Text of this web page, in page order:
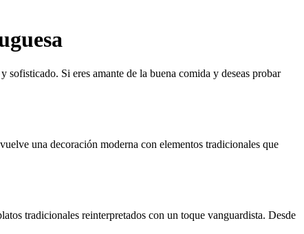
Si eres amante de la buena comida y deseas probar
una decoración moderna con elementos tradicionales que
tradicionales reinterpretados con un toque vanguardista. Desde